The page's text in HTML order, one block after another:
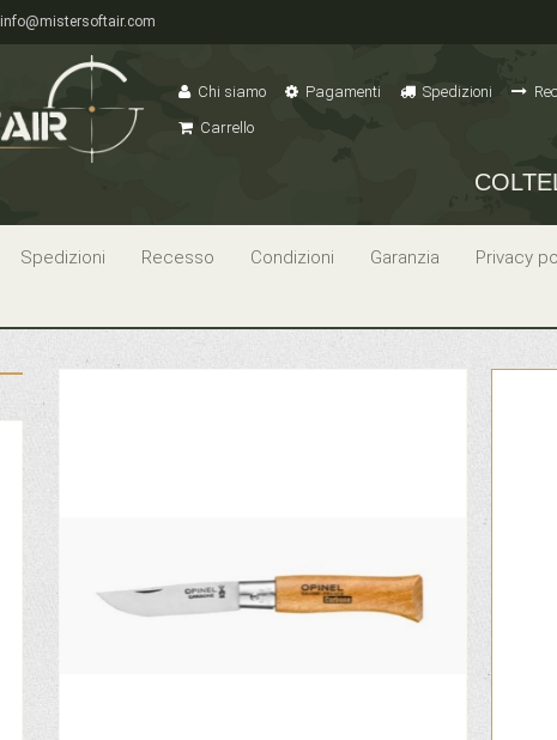
info@mistersoftair.com
Chi siamo Pagamenti Spedizioni
Carrello
Spedizioni Recesso Condizioni Garanzia
Privacy